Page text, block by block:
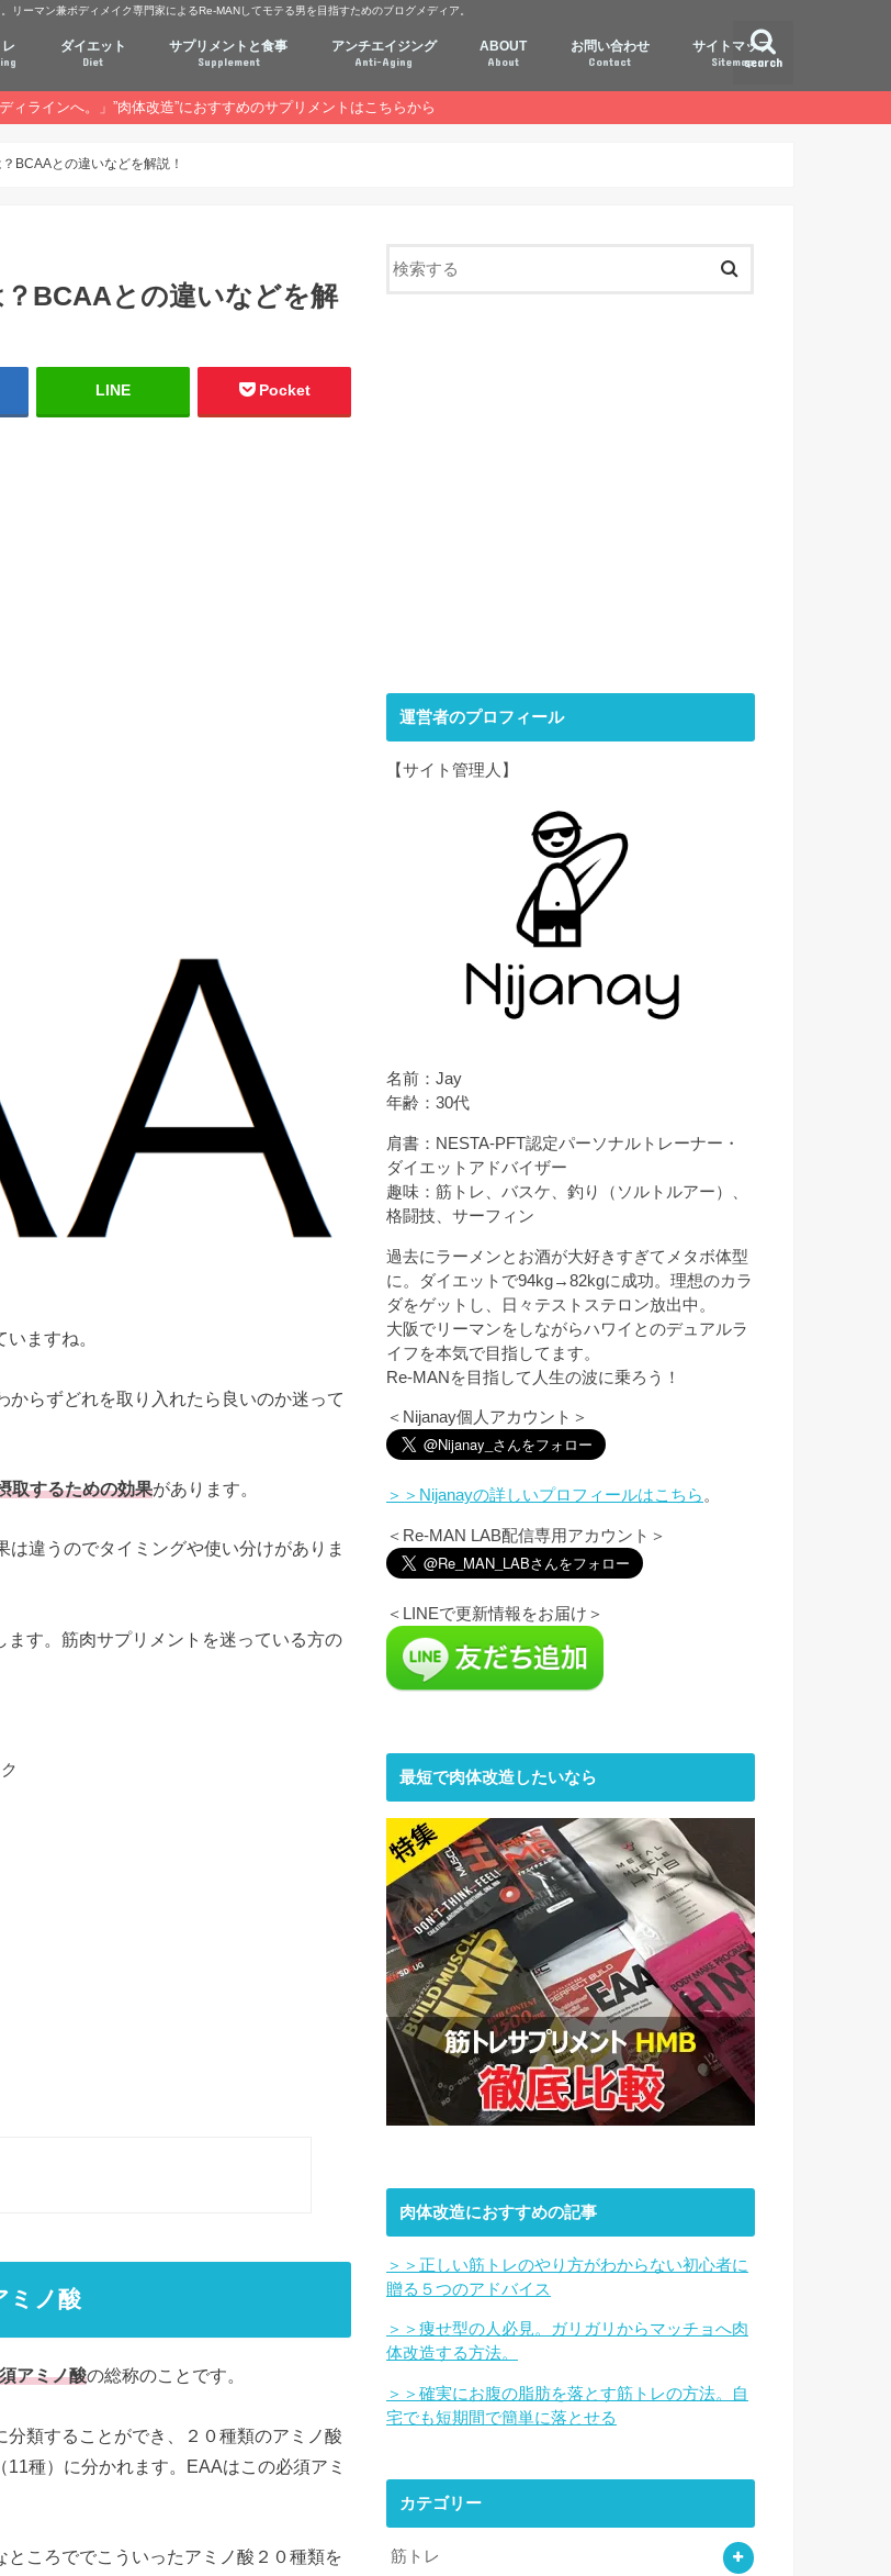
リーマン兼ボディメイク専門家によるRe-MANしてモテる男を目指すためのブログメディア。
search
ダイエット
Diet
サプリメントと食事
Supplement
アンチエイジング
Anti-Aging
ABOUT
About
お問い合わせ
Contact
サイトマップ
Sitemap
ィラインへ。」”肉体改造”におすすめのサプリメントはこちらから
BCAAとの違いなどを解説！
BCAAとの違いなどを解
LINE Pocket
ますね。
らずどれを取り入れたら良いのか迷って
取するための効果があります。
違うのでタイミングや使い分けがありま
す。筋肉サプリメントを迷っている方の
ミノ酸
アミノ酸の総称のことです。
類することができ、２０種類のアミノ酸
種）に分かれます。EAAはこの必須アミ
ころででこういったアミノ酸２０種類を
運営者のプロフィール
【サイト管理人】
名前：Jay
年齢：30代
肩書：NESTA-PFT認定パーソナルトレーナー・
ダイエットアドバイザー
趣味：筋トレ、バスケ、釣り（ソルトルアー）、
格闘技、サーフィン
過去にラーメンとお酒が大好きすぎてメタボ体型
に。ダイエットで94kg→82kgに成功。理想のカラ
ダをゲットし、日々テストステロン放出中。
大阪でリーマンをしながらハワイとのデュアルラ
イフを本気で目指してます。
Re-MANを目指して人生の波に乗ろう！
＜Nijanay個人アカウント＞
＞＞Nijanayの詳しいプロフィールはこちら。
＜Re-MAN LAB配信専用アカウント＞
＜LINEで更新情報をお届け＞
最短で肉体改造したいなら
肉体改造におすすめの記事
＞＞正しい筋トレのやり方がわからない初心者に
贈る５つのアドバイス
＞＞痩せ型の人必見。ガリガリからマッチョへ肉
体改造する方法。
＞＞確実にお腹の脂肪を落とす筋トレの方法。自
宅でも短期間で簡単に落とせる
カテゴリー
筋トレ